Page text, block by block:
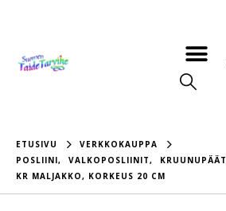
ETUSIVU
VERKKOKAUPPA
POSLIINI, VALKOPOSLIINIT,
KRUUNUPÄÄT
KR MALJAKKO, KORKEUS 20 CM